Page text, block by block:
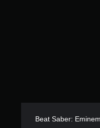
Beat Saber: